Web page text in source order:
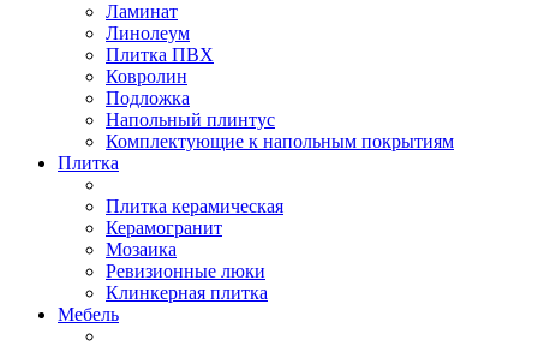
Ламинат
Линолеум
Плитка ПВХ
Ковролин
Подложка
Напольный плинтус
Комплектующие к напольным покрытиям
Плитка
Плитка керамическая
Керамогранит
Мозаика
Ревизионные люки
Клинкерная плитка
Мебель